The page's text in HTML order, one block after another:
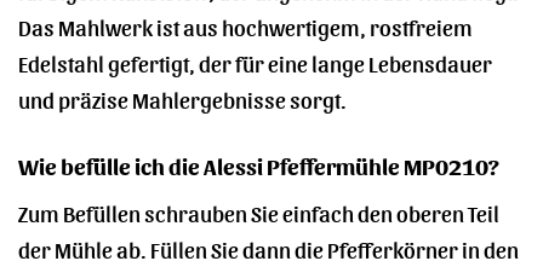
Das Mahlwerk ist aus hochwertigem, rostfreiem
Edelstahl gefertigt, der für eine lange Lebensdauer
und präzise Mahlergebnisse sorgt.
Wie befülle ich die Alessi Pfeffermühle MP0210?
Zum Befüllen schrauben Sie einfach den oberen Teil
der Mühle ab. Füllen Sie dann die Pfefferkörner in den